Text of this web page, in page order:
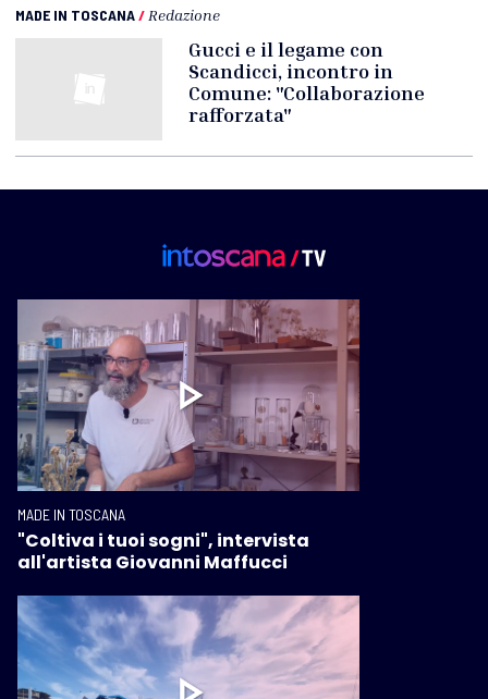
MADE IN TOSCANA/ Redazione
Gucci e il legame con
Scandicci, incontro in
Comune: "Collaborazione
rafforzata"
MADE IN TOSCANA
"Coltiva i tuoi sogni", intervista
all'artista Giovanni Maffucci